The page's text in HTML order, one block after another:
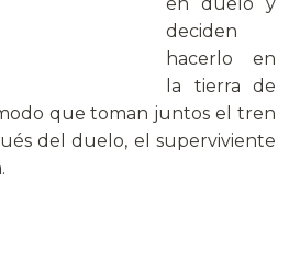
deciden
hacerlo en
la tierra de
que toman juntos el tren
del duelo, el superviviente